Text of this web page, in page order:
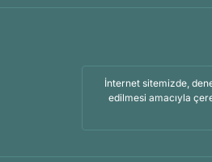
İnternet sitemizde,
edilmesi amacıyla